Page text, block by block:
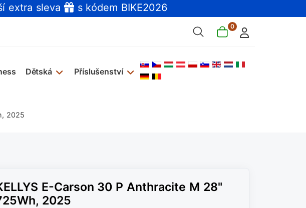
extra sleva s kódem BIKE2026
0
Dětská Příslušenství
Zvolte jazyk
2025
E-Carson 30 P Anthracite M 28"
2025